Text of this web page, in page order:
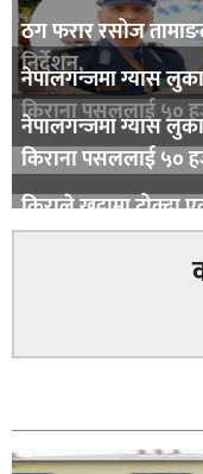
ठग फरार रसोज
निर्देशन,
नेपालगन्जमा ग्यास
किराना पसललाई ५०
नेपालगन्जमा ग्यास
किराना पसललाई ५०
किराले खुट्टामा